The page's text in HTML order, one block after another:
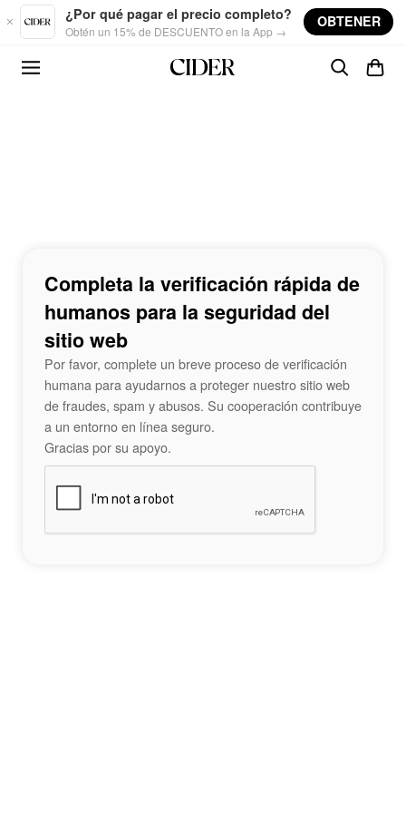
Skip to main content
¿Por qué pagar el precio completo?
Obtén un 15% de DESCUENTO en la App →
OBTENER
Completa la verificación rápida de
humanos para la seguridad del
sitio web
Por favor, complete un breve proceso de verificación
humana para ayudarnos a proteger nuestro sitio web
de fraudes, spam y abusos. Su cooperación contribuye
a un entorno en línea seguro.
Gracias por su apoyo.